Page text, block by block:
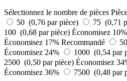
Sélectionnez le nombre de pièces
50 (0,76 par pièce)
75 (0,71
100 (0,68 par pièce) Économisez 10%
Économisez 17% Recommandé
Économisez 24%
1000 (0,54 par
2500 (0,50 par pièce) Économisez
Économisez 36%
7500 (0,48 par